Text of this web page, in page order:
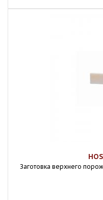
Заготовка верхнего